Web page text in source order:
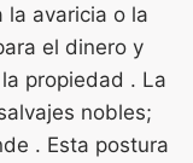
la avaricia o la
el dinero y
propiedad . La
nobles;
. Esta postura